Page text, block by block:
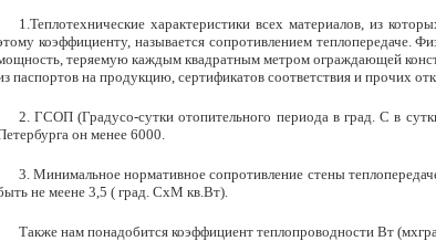
1.Теплотехнические характеристики всех материалов, из
коэффициенту, называется сопротивлением теплопередаче.
теряемую каждым квадратным метром ограждающей
паспортов на продукцию, сертификатов соответствия и прочих
2. ГСОП (Градусо-сутки отопительного периода в град. С в
он менее 6000.
3. Минимальное нормативное сопротивление стены
не меене 3,5 ( град. СхМ кв.Вт).
Также нам понадобится коэффициент теплопроводности Вт